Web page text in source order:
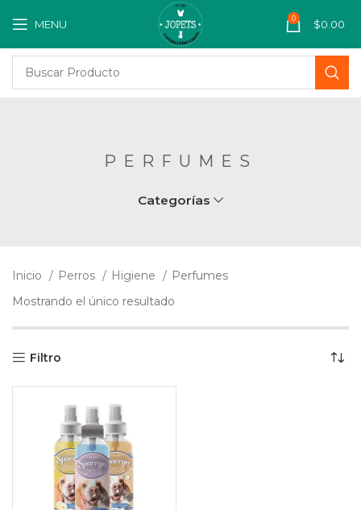
MENU 0 $0.00
PERFUMES
Categorías
Inicio Perros Higiene
Perfumes
Mostrando el único resultado
Filtro